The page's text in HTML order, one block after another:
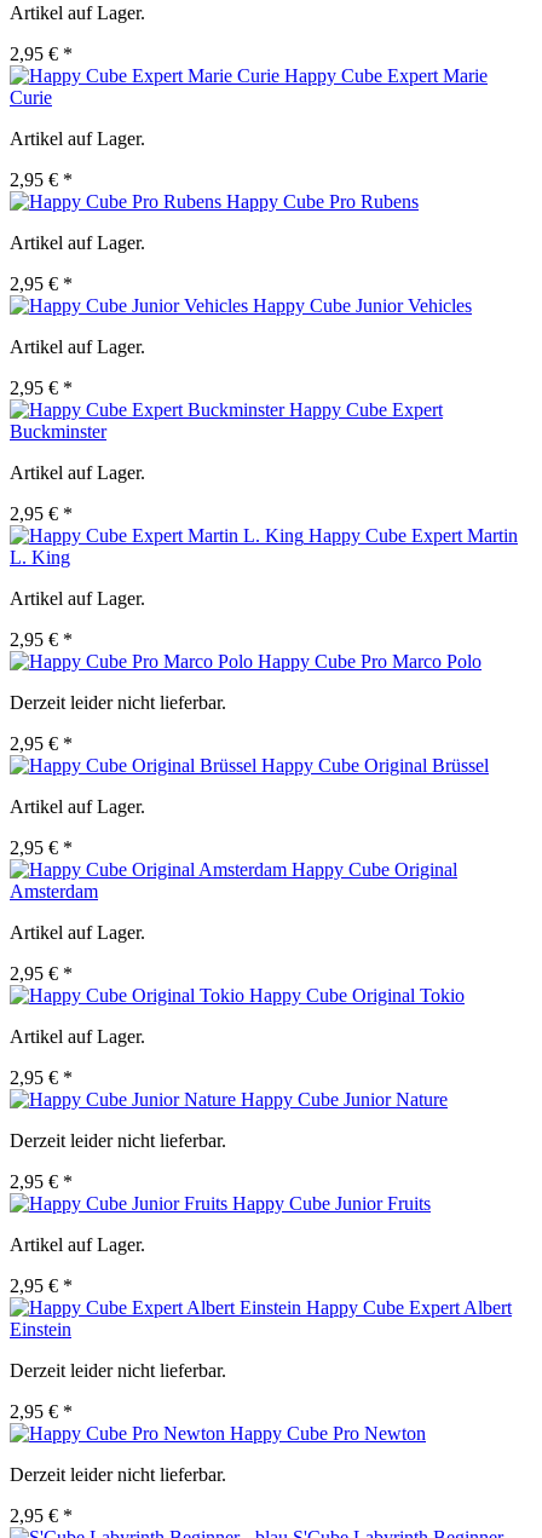
Artikel auf Lager.
2,95 € *
Happy Cube Expert Marie
Curie
Artikel auf Lager.
2,95 € *
Happy Cube Pro Rubens
Artikel auf Lager.
2,95 € *
Happy Cube Junior Vehicles
Artikel auf Lager.
2,95 € *
Happy Cube Expert
Buckminster
Artikel auf Lager.
2,95 € *
Happy Cube Expert Martin
L. King
Artikel auf Lager.
2,95 € *
Happy Cube Pro Marco Polo
Derzeit leider nicht lieferbar.
2,95 € *
Happy Cube Original Brüssel
Artikel auf Lager.
2,95 € *
Happy Cube Original
Amsterdam
Artikel auf Lager.
2,95 € *
Happy Cube Original Tokio
Artikel auf Lager.
2,95 € *
Happy Cube Junior Nature
Derzeit leider nicht lieferbar.
2,95 € *
Happy Cube Junior Fruits
Artikel auf Lager.
2,95 € *
Happy Cube Expert Albert
Einstein
Derzeit leider nicht lieferbar.
2,95 € *
Happy Cube Pro Newton
Derzeit leider nicht lieferbar.
2,95 € *